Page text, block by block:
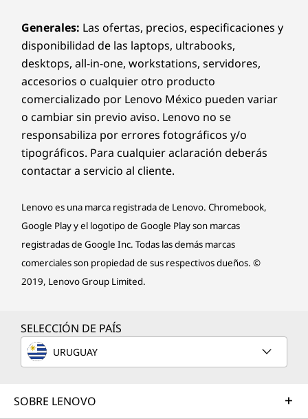
Generales: Las ofertas, precios, especificaciones y
disponibilidad de las laptops, ultrabooks,
desktops, all-in-one, workstations, servidores,
accesorios o cualquier otro producto
comercializado por Lenovo México pueden variar
o cambiar sin previo aviso. Lenovo no se
responsabiliza por errores fotográficos y/o
tipográficos. Para cualquier aclaración deberás
contactar a servicio al cliente.
Lenovo es una marca registrada de Lenovo. Chromebook,
Google Play y el logotipo de Google Play son marcas
registradas de Google Inc. Todas las demás marcas
comerciales son propiedad de sus respectivos dueños. ©
2019, Lenovo Group Limited.
SELECCIÓN DE PAÍS
URUGUAY
SOBRE LENOVO